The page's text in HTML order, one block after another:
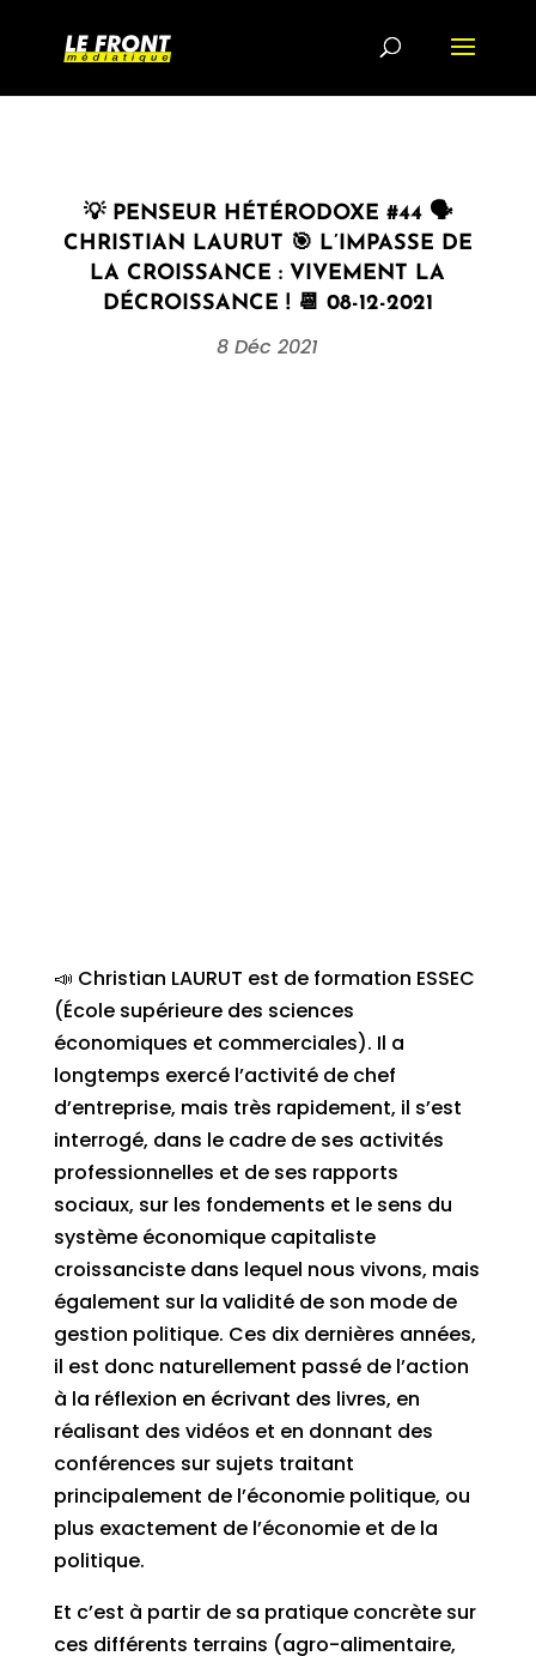
💡 PENSEUR HÉTÉRODOXE #44 🗣
CHRISTIAN LAURUT 🎯 L’IMPASSE DE
LA CROISSANCE : VIVEMENT LA
DÉCROISSANCE ! 📆 08-12-2021
8 Déc 2021
📣 Christian LAURUT est de formation ESSEC
(École supérieure des sciences
économiques et commerciales). Il a
longtemps exercé l’activité de chef
d’entreprise, mais très rapidement, il s’est
interrogé, dans le cadre de ses activités
professionnelles et de ses rapports
sociaux, sur les fondements et le sens du
système économique capitaliste
croissanciste dans lequel nous vivons, mais
également sur la validité de son mode de
gestion politique. Ces dix dernières années,
il est donc naturellement passé de l’action
à la réflexion en écrivant des livres, en
réalisant des vidéos et en donnant des
conférences sur sujets traitant
principalement de l’économie politique, ou
plus exactement de l’économie et de la
politique.
Et c’est à partir de sa pratique concrète sur
ces différents terrains (agro-alimentaire,